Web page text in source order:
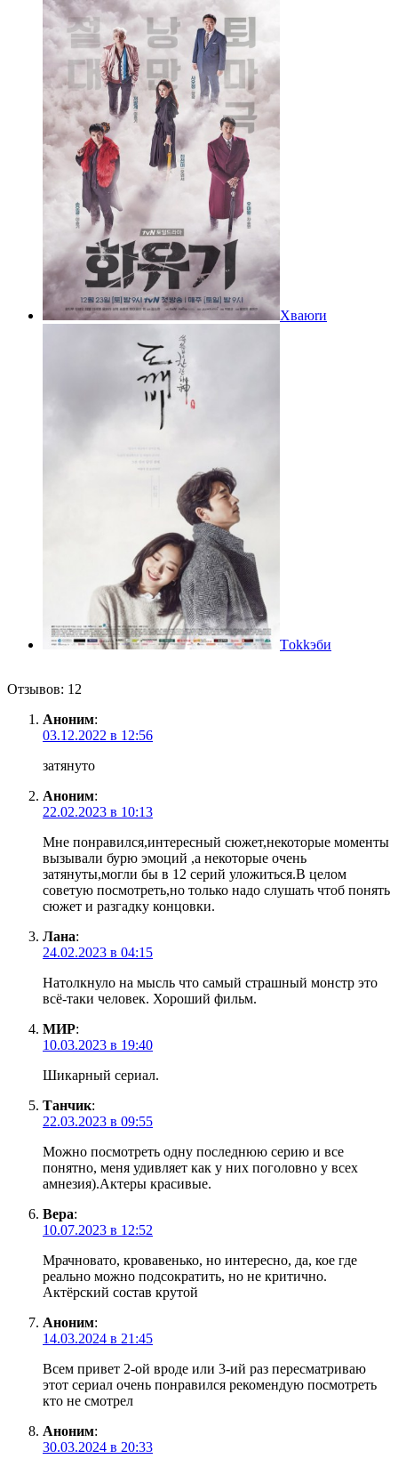
Xвaюrи
Tоkkэби
Отзывов: 12
Аноним:
03.12.2022 в 12:56
затянуто
Аноним:
22.02.2023 в 10:13
Мне понравился,интересный сюжет,некоторые моменты
вызывали бурю эмоций ,а некоторые очень
затянуты,могли бы в 12 серий уложиться.В целом
советую посмотреть,но только надо слушать чтоб понять
сюжет и разгадку концовки.
Лана:
24.02.2023 в 04:15
Натолкнуло на мысль что самый страшный монстр это
всё-таки человек. Хороший фильм.
МИР:
10.03.2023 в 19:40
Шикарный сериал.
Танчик:
22.03.2023 в 09:55
Можно посмотреть одну последнюю серию и все
понятно, меня удивляет как у них поголовно у всех
амнезия).Актеры красивые.
Вера:
10.07.2023 в 12:52
Мрачновато, кровавенько, но интересно, да, кое где
реально можно подсократить, но не критично.
Актëрский состав крутой
Аноним:
14.03.2024 в 21:45
Всем привет 2-ой вроде или 3-ий раз пересматриваю
этот сериал очень понравился рекомендую посмотреть
кто не смотрел
Аноним:
30.03.2024 в 20:33